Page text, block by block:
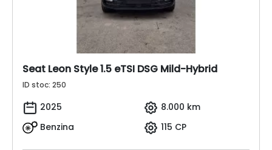
Seat Leon Style 1.5 eTSI DSG Mild-Hybrid
ID stoc: 250
2025
8.000 km
Benzina
115 CP